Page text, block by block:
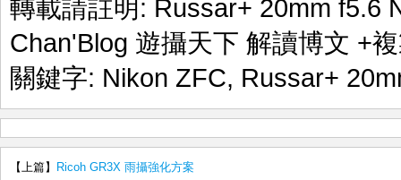
轉載請註明: Russar+ 20mm f5.6
Chan'Blog 遊攝天下 解讀博文 +
關鍵字: Nikon ZFC, Russar+
【上篇】
Ricoh GR3X 雨攝強化方案